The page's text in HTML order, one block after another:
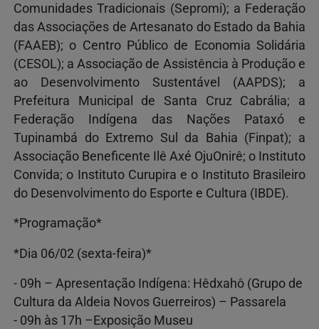
Comunidades Tradicionais (Sepromi); a Federação
das Associações de Artesanato do Estado da Bahia
(FAAEB); o Centro Público de Economia Solidária
(CESOL); a Associação de Assistência à Produção e
ao Desenvolvimento Sustentável (AAPDS); a
Prefeitura Municipal de Santa Cruz Cabrália; a
Federação Indígena das Nações Pataxó e
Tupinambá do Extremo Sul da Bahia (Finpat); a
Associação Beneficente Ilê Axé OjuOnirê; o Instituto
Convida; o Instituto Curupira e o Instituto Brasileiro
do Desenvolvimento do Esporte e Cultura (IBDE).
*Programação*
*Dia 06/02 (sexta-feira)*
- 09h – Apresentação Indígena: Hêdxahô (Grupo de
Cultura da Aldeia Novos Guerreiros) – Passarela
- 09h às 17h –Exposição Museu